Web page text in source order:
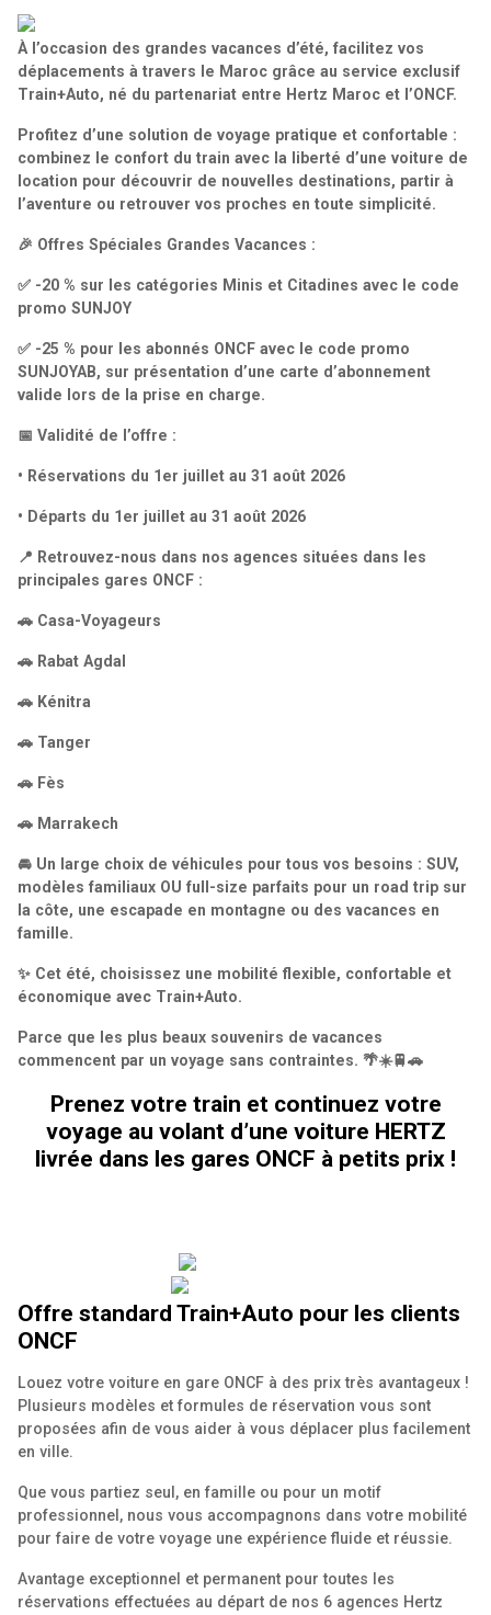
À l’occasion des grandes vacances d’été, facilitez vos
déplacements à travers le Maroc grâce au service exclusif
Train+Auto, né du partenariat entre Hertz Maroc et l’ONCF.
Profitez d’une solution de voyage pratique et confortable :
combinez le confort du train avec la liberté d’une voiture de
location pour découvrir de nouvelles destinations, partir à
l’aventure ou retrouver vos proches en toute simplicité.
🎉 Offres Spéciales Grandes Vacances :
✅ -20 % sur les catégories Minis et Citadines avec le code
promo SUNJOY
✅ -25 % pour les abonnés ONCF avec le code promo
SUNJOYAB, sur présentation d’une carte d’abonnement
valide lors de la prise en charge.
📅 Validité de l’offre :
• Réservations du 1er juillet au 31 août 2026
• Départs du 1er juillet au 31 août 2026
📍 Retrouvez-nous dans nos agences situées dans les
principales gares ONCF :
🚗 Casa-Voyageurs
🚗 Rabat Agdal
🚗 Kénitra
🚗 Tanger
🚗 Fès
🚗 Marrakech
🚘 Un large choix de véhicules pour tous vos besoins : SUV,
modèles familiaux OU full-size parfaits pour un road trip sur
la côte, une escapade en montagne ou des vacances en
famille.
✨ Cet été, choisissez une mobilité flexible, confortable et
économique avec Train+Auto.
Parce que les plus beaux souvenirs de vacances
commencent par un voyage sans contraintes. 🌴☀️🚆🚗
Prenez votre train et continuez votre
voyage au volant d’une voiture HERTZ
livrée dans les gares ONCF à petits prix !
Offre standard Train+Auto pour les clients
ONCF
Louez votre voiture en gare ONCF à des prix très avantageux !
Plusieurs modèles et formules de réservation vous sont
proposées afin de vous aider à vous déplacer plus facilement
en ville.
Que vous partiez seul, en famille ou pour un motif
professionnel, nous vous accompagnons dans votre mobilité
pour faire de votre voyage une expérience fluide et réussie.
Avantage exceptionnel et permanent pour toutes les
réservations effectuées au départ de nos 6 agences Hertz